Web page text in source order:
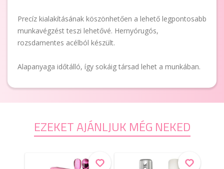
Precíz kialakításának köszönhetően a lehető legpontosabb
munkavégzést teszi lehetővé. Hernyórugós,
rozsdamentes acélból készült.
Alapanyaga időtálló, így sokáig társad lehet a munkában.
EZEKET AJÁNLJUK MÉG NEKED